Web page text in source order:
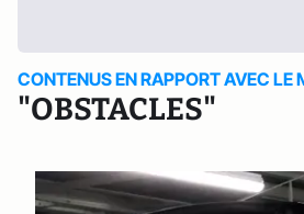
CONTENUS EN RAPPORT AVEC LE
"OBSTACLES"